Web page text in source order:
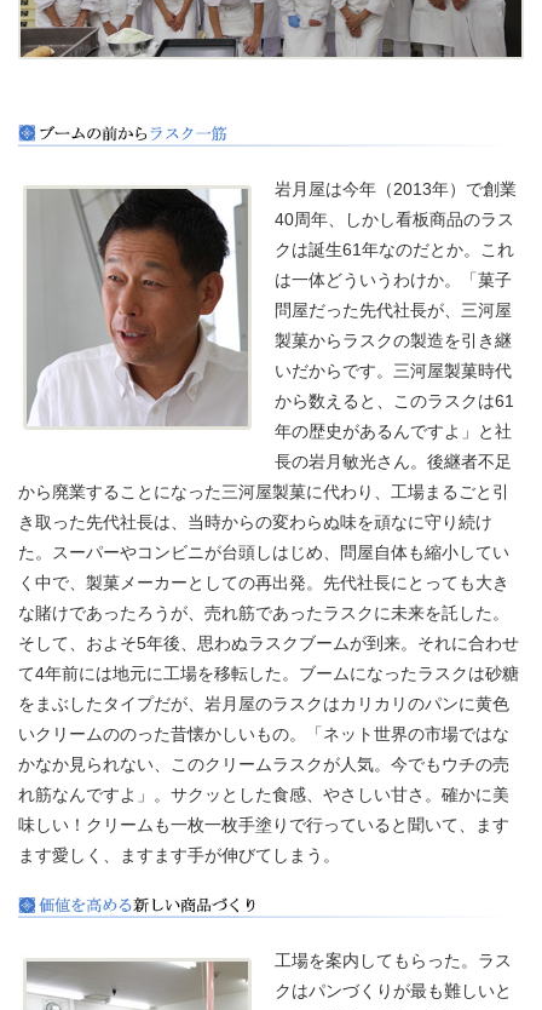
岩月屋は今年（2013年）で創業
40周年、しかし看板商品のラス
クは誕生61年なのだとか。これ
は一体どういうわけか。「菓子
問屋だった先代社長が、三河屋
製菓からラスクの製造を引き継
いだからです。三河屋製菓時代
から数えると、このラスクは61
年の歴史があるんですよ」と社
長の岩月敏光さん。後継者不足
から廃業することになった三河屋製菓に代わり、工場まるごと引
き取った先代社長は、当時からの変わらぬ味を頑なに守り続け
た。スーパーやコンビニが台頭しはじめ、問屋自体も縮小してい
く中で、製菓メーカーとしての再出発。先代社長にとっても大き
な賭けであったろうが、売れ筋であったラスクに未来を託した。
そして、およそ5年後、思わぬラスクブームが到来。それに合わせ
て4年前には地元に工場を移転した。ブームになったラスクは砂糖
をまぶしたタイプだが、岩月屋のラスクはカリカリのパンに黄色
いクリームののった昔懐かしいもの。「ネット世界の市場ではな
かなか見られない、このクリームラスクが人気。今でもウチの売
れ筋なんですよ」。サクッとした食感、やさしい甘さ。確かに美
味しい！クリームも一枚一枚手塗りで行っていると聞いて、ます
ます愛しく、ますます手が伸びてしまう。
工場を案内してもらった。ラス
クはパンづくりが最も難しいと